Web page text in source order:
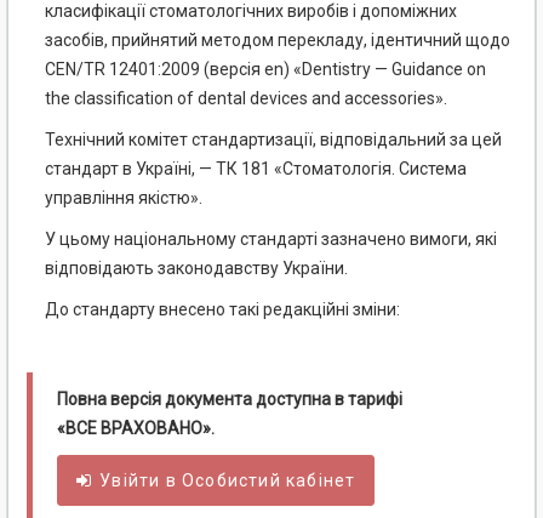
класифікації стоматологічних виробів і допоміжних
засобів, прийнятий методом перекладу, ідентичний щодо
CEN/TR 12401:2009 (версія en) «Dentistry — Guidance on
the classification of dental devices and accessories».
Технічний комітет стандартизації, відповідальний за цей
стандарт в Україні, — ТК 181 «Стоматологія. Система
управління якістю».
У цьому національному стандарті зазначено вимоги, які
відповідають законодавству України.
До стандарту внесено такі редакційні зміни:
Повна версія документа доступна в тарифі
«ВСЕ ВРАХОВАНО».
Увійти вОсобистий кабінет